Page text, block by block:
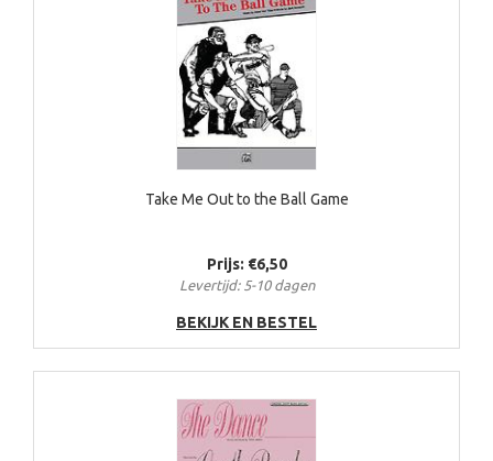
Take Me Out to the Ball Game
Prijs: €6,50
Levertijd: 5-10 dagen
BEKIJK EN BESTEL